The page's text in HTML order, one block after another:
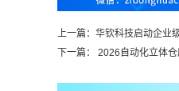
上一篇： 华钦科技启动企业
下一篇： 2026自动化立体